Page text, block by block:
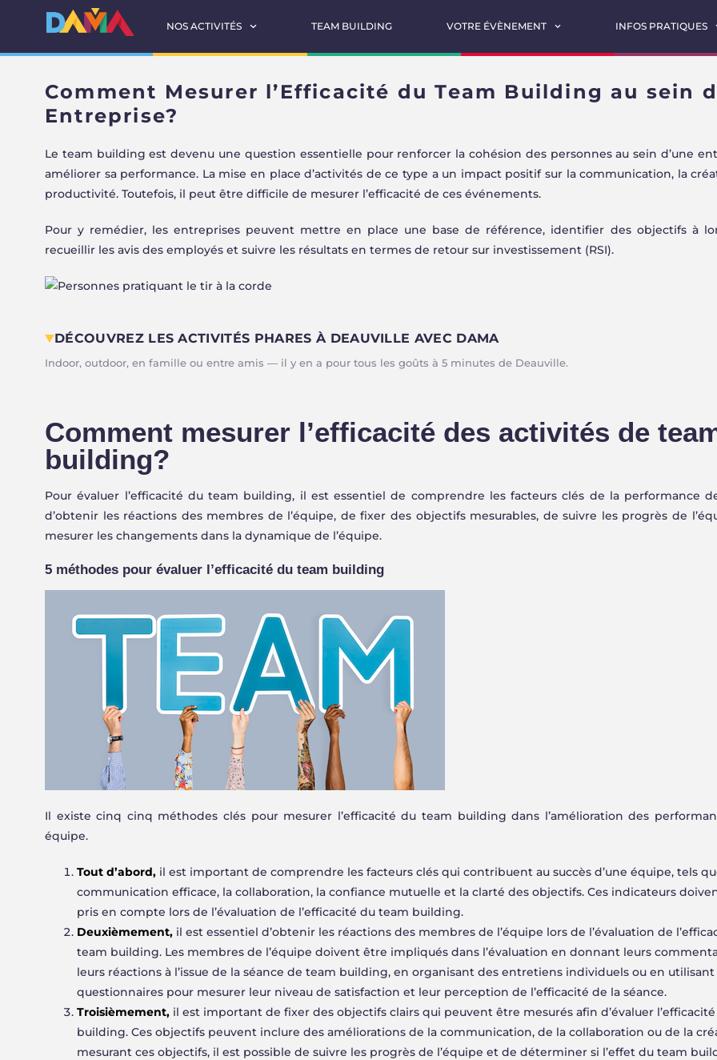
NOS ACTIVITÉS TEAM BUILDING VOTRE ÉVÈNEMENT INFOS PRATIQUES
Comment Mesurer l’Efficacité du Team Building au sein
Entreprise?
Le team building est devenu une question essentielle pour renforcer la cohésion des personnes au sein d’une
améliorer sa performance. La mise en place d’activités de ce type a un impact positif sur la communication, la
productivité. Toutefois, il peut être difficile de mesurer l’efficacité de ces événements.
Pour y remédier, les entreprises peuvent mettre en place une base de référence, identifier des objectifs à
recueillir les avis des employés et suivre les résultats en termes de retour sur investissement (RSI).
DÉCOUVREZ LES ACTIVITÉS PHARES À DEAUVILLE AVEC DAMA
Indoor, outdoor, en famille ou entre amis — il y en a pour tous les goûts à 5 minutes de Deauville.
Intérieur · Dès 2 joueurs Extérieur · Tout niveau Intérieur · 2 à 24 joueurs
Comment mesurer l’efficacité des activités de
building?
Pour évaluer l’efficacité du team building, il est essentiel de comprendre les facteurs clés de la performance
d’obtenir les réactions des membres de l’équipe, de fixer des objectifs mesurables, de suivre les progrès de
mesurer les changements dans la dynamique de l’équipe.
5 méthodes pour évaluer l’efficacité du team building
Il existe cinq cinq méthodes clés pour mesurer l’efficacité du team building dans l’amélioration des
équipe.
Tout d’abord, il est important de comprendre les facteurs clés qui contribuent au succès d’une équipe, tels
communication efficace, la collaboration, la confiance mutuelle et la clarté des objectifs. Ces indicateurs
pris en compte lors de l’évaluation de l’efficacité du team building.
Deuxièmement, il est essentiel d’obtenir les réactions des membres de l’équipe lors de l’évaluation de
team building. Les membres de l’équipe doivent être impliqués dans l’évaluation en donnant leurs
leurs réactions à l’issue de la séance de team building, en organisant des entretiens individuels ou en utilisant
questionnaires pour mesurer leur niveau de satisfaction et leur perception de l’efficacité de la séance.
Troisièmement, il est important de fixer des objectifs clairs qui peuvent être mesurés afin d’évaluer
building. Ces objectifs peuvent inclure des améliorations de la communication, de la collaboration ou de la
mesurant ces objectifs, il est possible de suivre les progrès de l’équipe et de déterminer si l’effet du team